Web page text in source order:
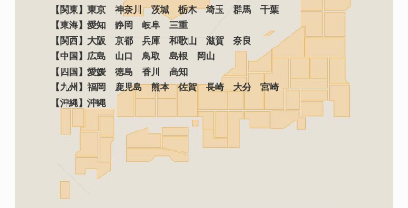
【関東】東京 神奈川 茨城 栃木 埼玉 群馬 千葉
【東海】愛知 静岡 岐阜 三重
【関西】大阪 京都 兵庫 和歌山 滋賀 奈良
【中国】広島 山口 鳥取 島根 岡山
【四国】愛媛 徳島 香川 高知
【九州】福岡 鹿児島 熊本 佐賀 長崎 大分 宮崎
【沖縄】沖縄